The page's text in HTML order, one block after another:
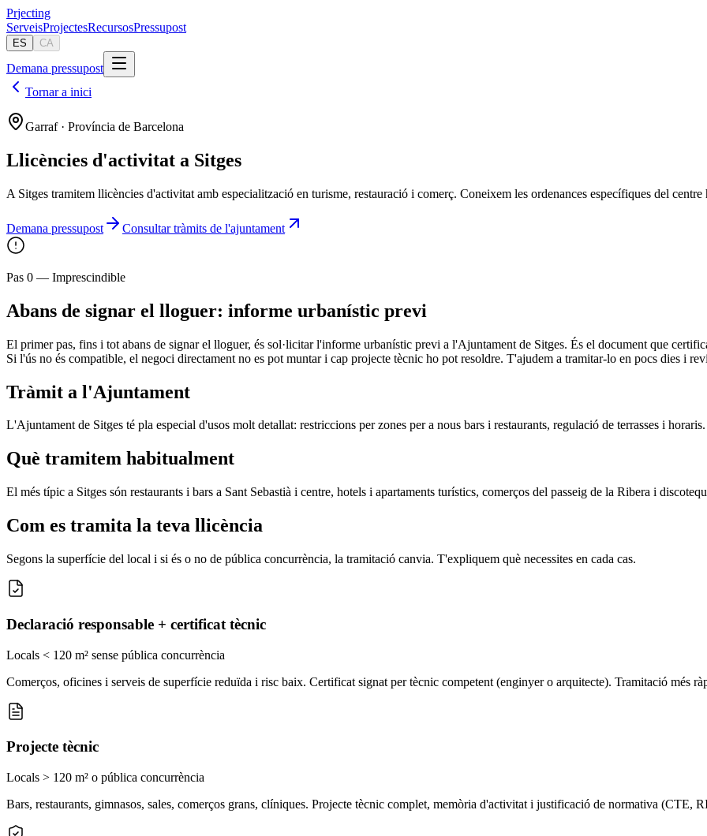
Prjecting
ServeisProjectesRecursosPressupost
ES CA
Demana pressupost
Tornar a inici
Garraf · Província de Barcelona
Llicències d'activitat a Sitges
A Sitges tramitem llicències d'activitat amb especialització en turisme, restauració i comerç. Coneixem les ordenances específiques del
Demana pressupost Consultar tràmits de l'ajuntament
Pas 0 — Imprescindible
Abans de signar el lloguer: informe urbanístic previ
El primer pas, fins i tot abans de signar el lloguer, és sol·licitar l'informe urbanístic previ a l'Ajuntament de Sitges. És el document que
Si l'ús no és compatible, el negoci directament no es pot muntar i cap projecte tècnic ho pot resoldre. T'ajudem a tramitar-lo en pocs dies i
Tràmit a l'Ajuntament
L'Ajuntament de Sitges té pla especial d'usos molt detallat: restriccions per zones per a nous bars i restaurants, regulació de terrasses i
Què tramitem habitualment
El més típic a Sitges són restaurants i bars a Sant Sebastià i centre, hotels i apartaments turístics, comerços del passeig de la Ribera i
Com es tramita la teva llicència
Segons la superfície del local i si és o no de pública concurrència, la tramitació canvia. T'expliquem què necessites en cada cas.
Declaració responsable + certificat tècnic
Locals < 120 m² sense pública concurrència
Comerços, oficines i serveis de superfície reduïda i risc baix. Certificat signat per tècnic competent (enginyer o arquitecte). Tramitació més
Projecte tècnic
Locals > 120 m² o pública concurrència
Bars, restaurants, gimnasos, sales, comerços grans, clíniques. Projecte tècnic complet, memòria d'activitat i justificació de normativa (CTE,